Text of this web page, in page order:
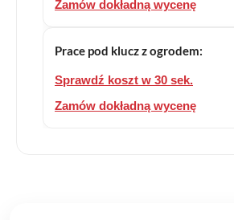
Zamów dokładną wycenę
Prace pod klucz z ogrodem:
Sprawdź koszt w 30 sek.
Zamów dokładną wycenę